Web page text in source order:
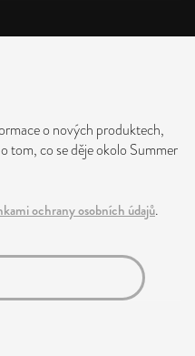
o nových produktech,
tom, co se děje okolo Summer
ochrany osobních údajů.